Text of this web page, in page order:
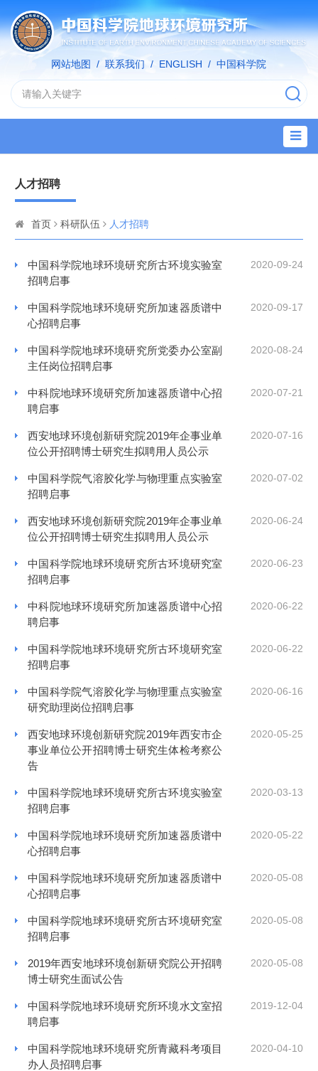
网站地图 / 联系我们 / ENGLISH / 中国科学院
人才招聘
首页 科研队伍 人才招聘
2020-09-24
中国科学院地球环境研究所古环境实验室
招聘启事
2020-09-17
中国科学院地球环境研究所加速器质谱中
心招聘启事
2020-08-24
中国科学院地球环境研究所党委办公室副
主任岗位招聘启事
2020-07-21
中科院地球环境研究所加速器质谱中心招
聘启事
2020-07-16
西安地球环境创新研究院2019年企事业单
位公开招聘博士研究生拟聘用人员公示
2020-07-02
中国科学院气溶胶化学与物理重点实验室
招聘启事
2020-06-24
西安地球环境创新研究院2019年企事业单
位公开招聘博士研究生拟聘用人员公示
2020-06-23
中国科学院地球环境研究所古环境研究室
招聘启事
2020-06-22
中科院地球环境研究所加速器质谱中心招
聘启事
2020-06-22
中国科学院地球环境研究所古环境研究室
招聘启事
2020-06-16
中国科学院气溶胶化学与物理重点实验室
研究助理岗位招聘启事
2020-05-25
西安地球环境创新研究院2019年西安市企
事业单位公开招聘博士研究生体检考察公
告
2020-03-13
中国科学院地球环境研究所古环境实验室
招聘启事
2020-05-22
中国科学院地球环境研究所加速器质谱中
心招聘启事
2020-05-08
中国科学院地球环境研究所加速器质谱中
心招聘启事
2020-05-08
中国科学院地球环境研究所古环境研究室
招聘启事
2020-05-08
2019年西安地球环境创新研究院公开招聘
博士研究生面试公告
2019-12-04
中国科学院地球环境研究所环境水文室招
聘启事
2020-04-10
中国科学院地球环境研究所青藏科考项目
办人员招聘启事